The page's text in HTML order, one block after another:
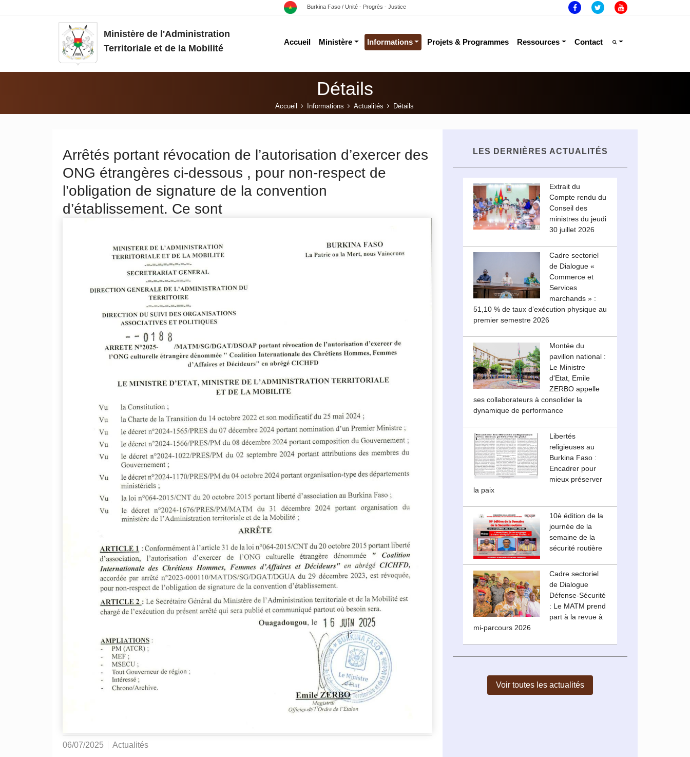
Burkina Faso / Unité - Progrès - Justice
Ministère de l'Administration
Territoriale et de la Mobilité
Accueil Ministère Informations Projets & Programmes Ressources Contact
Détails
Accueil Informations Actualités Détails
Arrêtés portant révocation de l’autorisation d’exercer des
ONG étrangères ci-dessous , pour non-respect de
l’obligation de signature de la convention
d’établissement. Ce sont
06/07/2025 Actualités
LES DERNIÈRES ACTUALITÉS
Extrait du
Compte rendu du
Conseil des
ministres du jeudi
30 juillet 2026
Cadre sectoriel
de Dialogue «
Commerce et
Services
marchands » :
51,10 % de taux d’exécution physique au
premier semestre 2026
Montée du
pavillon national :
Le Ministre
d'Etat, Emile
ZERBO appelle
ses collaborateurs à consolider la
dynamique de performance
Libertés
religieuses au
Burkina Faso :
Encadrer pour
mieux préserver
la paix
10è édition de la
journée de la
semaine de la
sécurité routière
Cadre sectoriel
de Dialogue
Défense-Sécurité
: Le MATM prend
part à la revue à
mi-parcours 2026
Voir toutes les actualités